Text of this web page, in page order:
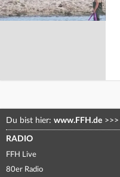
Du bist hier: www.FFH.de >>>
RADIO
FFH Live
80er Radio